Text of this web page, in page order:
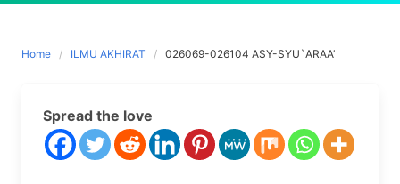
Home ILMU AKHIRAT 026069-026104 ASY-SYU`ARAA’
Spread the love